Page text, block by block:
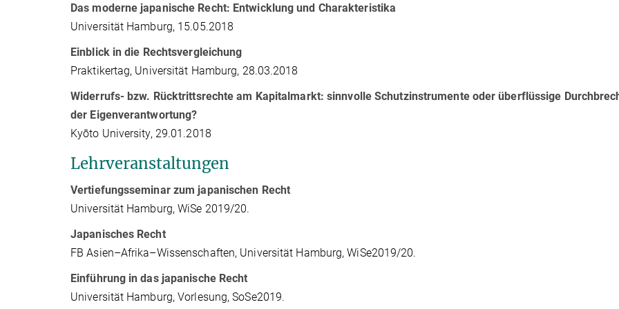
Das moderne japanische Recht: Entwicklung und Charakteristika
Universität Hamburg, 15.05.2018
Einblick in die Rechtsvergleichung
Praktikertag, Universität Hamburg, 28.03.2018
Widerrufs- bzw. Rücktrittsrechte am Kapitalmarkt: sinnvolle Schutzinstrumente oder überflüssige
der Eigenverantwortung?
Kyōto University, 29.01.2018
Lehrveranstaltungen
Vertiefungsseminar zum japanischen Recht
Universität Hamburg, WiSe 2019/20.
Japanisches Recht
FB Asien–Afrika–Wissenschaften, Universität Hamburg, WiSe2019/20.
Einführung in das japanische Recht
Universität Hamburg, Vorlesung, SoSe2019.